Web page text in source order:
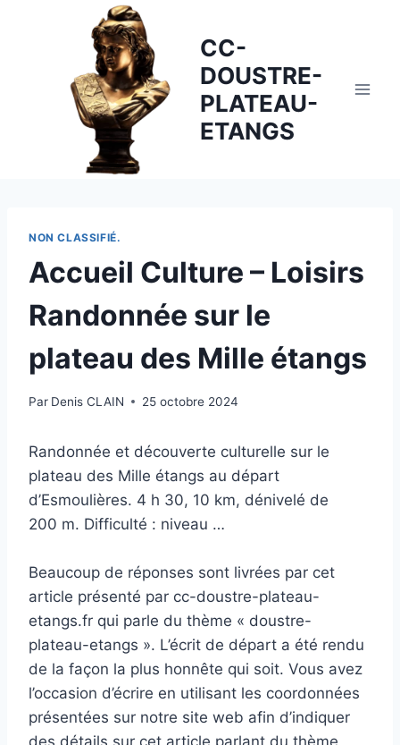
CC-
DOUSTRE-
PLATEAU-
ETANGS
NON CLASSIFIÉ.
Accueil Culture – Loisirs
Randonnée sur le
plateau des Mille étangs
Par Denis CLAIN 25 octobre 2024
Randonnée et découverte culturelle sur le
plateau des Mille étangs au départ
d’Esmoulières. 4 h 30, 10 km, dénivelé de
200 m. Difficulté : niveau …
Beaucoup de réponses sont livrées par cet
article présenté par cc-doustre-plateau-
etangs.fr qui parle du thème « doustre-
plateau-etangs ». L’écrit de départ a été rendu
de la façon la plus honnête qui soit. Vous avez
l’occasion d’écrire en utilisant les coordonnées
présentées sur notre site web afin d’indiquer
des détails sur cet article parlant du thème